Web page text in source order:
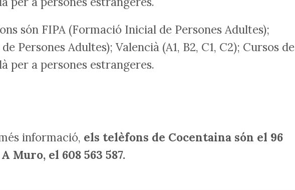
són FIPA (Formació Inicial de Persones Adultes);
Persones Adultes); Valencià (A1, B2, C1, C2); Cursos de
per a persones estrangeres.
informació, els telèfons de Cocentaina són el 96
Muro, el 608 563 587.